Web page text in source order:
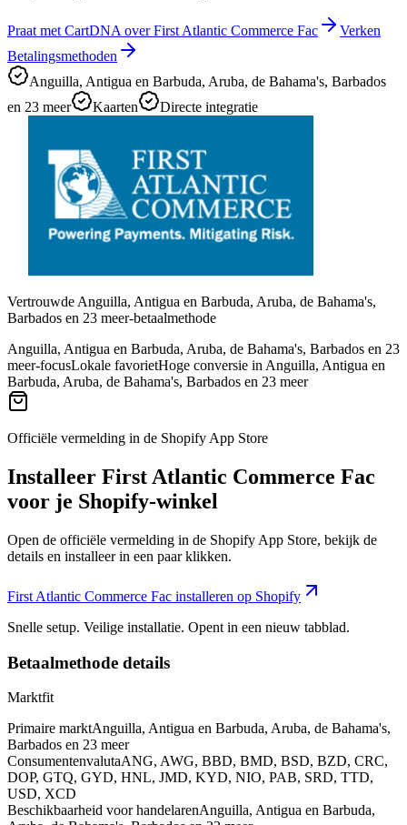
Praat met CartDNA over First Atlantic Commerce Fac
Verken
Betalingsmethoden
Anguilla, Antigua en Barbuda, Aruba, de Bahama's, Barbados
en 23 meer
Kaarten Directe integratie
Vertrouwde Anguilla, Antigua en Barbuda, Aruba, de Bahama's,
Barbados en 23 meer-betaalmethode
Anguilla, Antigua en Barbuda, Aruba, de Bahama's, Barbados en 23
meer-focusLokale favorietHoge conversie in Anguilla, Antigua en
Barbuda, Aruba, de Bahama's, Barbados en 23 meer
Officiële vermelding in de Shopify App Store
Installeer First Atlantic Commerce Fac
voor je Shopify-winkel
Open de officiële vermelding in de Shopify App Store, bekijk de
details en installeer in een paar klikken.
First Atlantic Commerce Fac installeren op Shopify
Snelle setup. Veilige installatie. Opent in een nieuw tabblad.
Betaalmethode details
Marktfit
Primaire marktAnguilla, Antigua en Barbuda, Aruba, de Bahama's,
Barbados en 23 meer
ConsumentenvalutaANG, AWG, BBD, BMD, BSD, BZD, CRC,
DOP, GTQ, GYD, HNL, JMD, KYD, NIO, PAB, SRD, TTD,
USD, XCD
Beschikbaarheid voor handelarenAnguilla, Antigua en Barbuda,